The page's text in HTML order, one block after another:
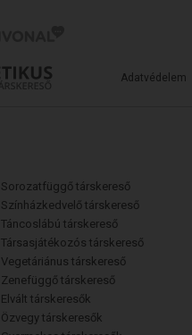
Adatvédelem
Sorozatfüggő társkereső
Színházkedvelő társkereső
Táncoslábú társkereső
Társasjátékozós társkereső
Vegetáriánus társkereső
Zenefüggő társkereső
Elvált társkeresők
Özvegy társkeresők